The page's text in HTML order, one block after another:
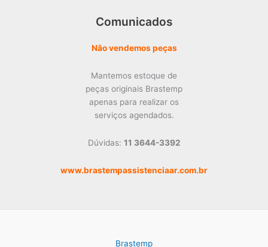
Comunicados
Não vendemos peças
Mantemos estoque de
peças originais Brastemp
apenas para realizar os
serviços agendados.
Dúvidas: 11 3644-3392
www.brastempassistenciaar.com.br
Brastemp